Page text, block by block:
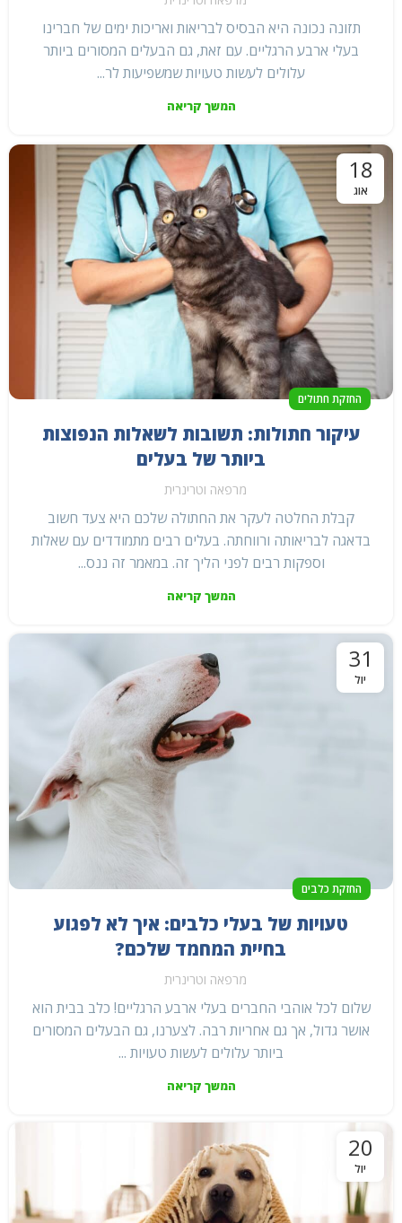
תזונה נכונה היא הבסיס לבריאות ואריכות ימים של חברינו
בעלי ארבע הרגליים. עם זאת, גם הבעלים המסורים ביותר
עלולים לעשות טעויות שמשפיעות לר...
המשך קריאה
18
אוג
החזקת חתולים
עיקור חתולות: תשובות לשאלות הנפוצות
ביותר של בעלים
מרפאה וטרינרית
קבלת החלטה לעקר את החתולה שלכם היא צעד חשוב
בדאגה לבריאותה ורווחתה. בעלים רבים מתמודדים עם שאלות
וספקות רבים לפני הליך זה. במאמר זה ננס...
המשך קריאה
31
יול
החזקת כלבים
טעויות של בעלי כלבים: איך לא לפגוע
בחיית המחמד שלכם?
מרפאה וטרינרית
שלום לכל אוהבי החברים בעלי ארבע הרגליים! כלב בבית הוא
אושר גדול, אך גם אחריות רבה. לצערנו, גם הבעלים המסורים
ביותר עלולים לעשות טעויות ...
המשך קריאה
20
יול